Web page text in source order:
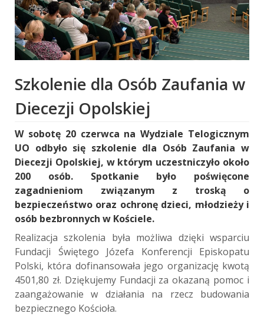
Szkolenie dla Osób Zaufania w
Diecezji Opolskiej
W sobotę 20 czerwca na Wydziale Telogicznym
UO odbyło się szkolenie dla Osób Zaufania w
Diecezji Opolskiej, w którym uczestniczyło około
200 osób. Spotkanie było poświęcone
zagadnieniom związanym z troską o
bezpieczeństwo oraz ochronę dzieci, młodzieży i
osób bezbronnych w Kościele.
Realizacja szkolenia była możliwa dzięki wsparciu
Fundacji Świętego Józefa Konferencji Episkopatu
Polski, która dofinansowała jego organizację kwotą
4501,80 zł. Dziękujemy Fundacji za okazaną pomoc i
zaangażowanie w działania na rzecz budowania
bezpiecznego Kościoła.